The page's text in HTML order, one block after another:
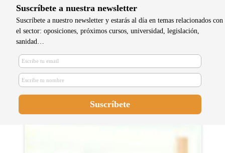
Una enfermera, parte de la nueva
Unidad de Salud Mental Infanto-
Juvenil del Álvaro Cunqueiro
Suscríbete a nuestra newsletter
Suscríbete a nuestro newsletter y estarás al día en temas relacionados con
el sector: oposiciones, próximos cursos, universidad, legislación,
sanidad…